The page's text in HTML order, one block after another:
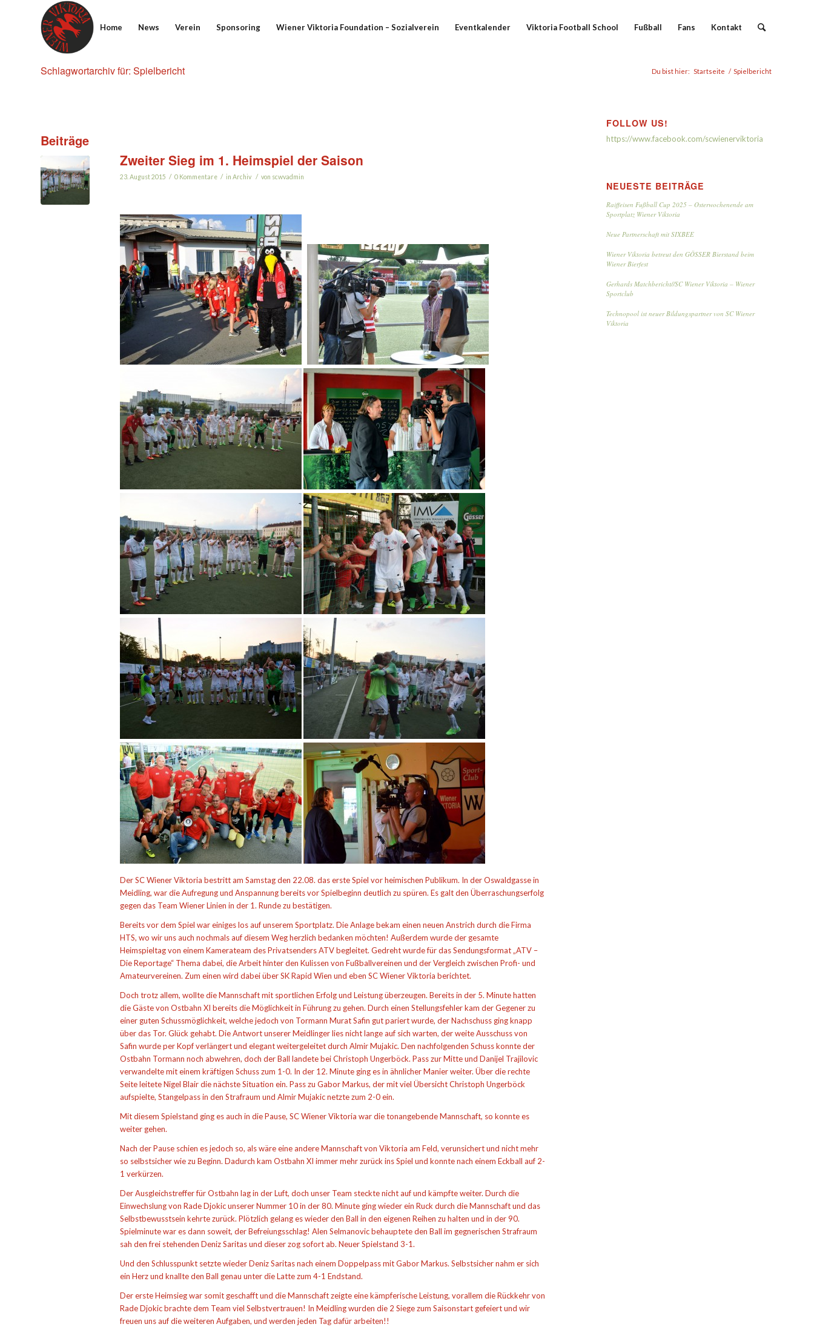
Home News Verein Sponsoring Wiener Viktoria Foundation – Sozialverein Eventkalender Viktoria Football School Fußball Fans Kontakt
Schlagwortarchiv für: Spielbericht Du bist hier: Startseite / Spielbericht
Beiträge
Zweiter Sieg im 1. Heimspiel der Saison
23. August 2015 / 0 Kommentare / in Archiv / von scwvadmin
Der SC Wiener Viktoria bestritt am Samstag den 22.08. das erste Spiel vor heimischen Publikum. In der Oswaldgasse in
Meidling, war die Aufregung und Anspannung bereits vor Spielbeginn deutlich zu spüren. Es galt den Überraschungserfolg
gegen das Team Wiener Linien in der 1. Runde zu bestätigen.
Bereits vor dem Spiel war einiges los auf unserem Sportplatz. Die Anlage bekam einen neuen Anstrich durch die Firma
HTS, wo wir uns auch nochmals auf diesem Weg herzlich bedanken möchten! Außerdem wurde der gesamte
Heimspieltag von einem Kamerateam des Privatsenders ATV begleitet. Gedreht wurde für das Sendungsformat „ATV –
Die Reportage“ Thema dabei, die Arbeit hinter den Kulissen von Fußballvereinen und der Vergleich zwischen Profi- und
Amateurvereinen. Zum einen wird dabei über SK Rapid Wien und eben SC Wiener Viktoria berichtet.
Doch trotz allem, wollte die Mannschaft mit sportlichen Erfolg und Leistung überzeugen. Bereits in der 5. Minute hatten
die Gäste von Ostbahn XI bereits die Möglichkeit in Führung zu gehen. Durch einen Stellungsfehler kam der Gegener zu
einer guten Schussmöglichkeit, welche jedoch von Tormann Murat Safin gut pariert wurde, der Nachschuss ging knapp
über das Tor. Glück gehabt. Die Antwort unserer Meidlinger lies nicht lange auf sich warten, der weite Ausschuss von
Safin wurde per Kopf verlängert und elegant weitergeleitet durch Almir Mujakic. Den nachfolgenden Schuss konnte der
Ostbahn Tormann noch abwehren, doch der Ball landete bei Christoph Ungerböck. Pass zur Mitte und Danijel Trajilovic
verwandelte mit einem kräftigen Schuss zum 1-0. In der 12. Minute ging es in ähnlicher Manier weiter. Über die rechte
Seite leitete Nigel Blair die nächste Situation ein. Pass zu Gabor Markus, der mit viel Übersicht Christoph Ungerböck
aufspielte, Stangelpass in den Strafraum und Almir Mujakic netzte zum 2-0 ein.
Mit diesem Spielstand ging es auch in die Pause, SC Wiener Viktoria war die tonangebende Mannschaft, so konnte es
weiter gehen.
Nach der Pause schien es jedoch so, als wäre eine andere Mannschaft von Viktoria am Feld, verunsichert und nicht mehr
so selbstsicher wie zu Beginn. Dadurch kam Ostbahn XI immer mehr zurück ins Spiel und konnte nach einem Eckball auf 2-
1 verkürzen.
Der Ausgleichstreffer für Ostbahn lag in der Luft, doch unser Team steckte nicht auf und kämpfte weiter. Durch die
Einwechslung von Rade Djokic unserer Nummer 10 in der 80. Minute ging wieder ein Ruck durch die Mannschaft und das
Selbstbewusstsein kehrte zurück. Plötzlich gelang es wieder den Ball in den eigenen Reihen zu halten und in der 90.
Spielminute war es dann soweit, der Befreiungsschlag! Alen Selmanovic behauptete den Ball im gegnerischen Strafraum
sah den frei stehenden Deniz Saritas und dieser zog sofort ab. Neuer Spielstand 3-1.
Und den Schlusspunkt setzte wieder Deniz Saritas nach einem Doppelpass mit Gabor Markus. Selbstsicher nahm er sich
ein Herz und knallte den Ball genau unter die Latte zum 4-1 Endstand.
Der erste Heimsieg war somit geschafft und die Mannschaft zeigte eine kämpferische Leistung, vorallem die Rückkehr von
Rade Djokic brachte dem Team viel Selbstvertrauen! In Meidling wurden die 2 Siege zum Saisonstart gefeiert und wir
freuen uns auf die weiteren Aufgaben, und werden jeden Tag dafür arbeiten!!
FOLLOW US!
https://www.facebook.com/scwienerviktoria
NEUESTE BEITRÄGE
Raiffeisen Fußball Cup 2025 – Osterwochenende am
Sportplatz Wiener Viktoria
Neue Partnerschaft mit SIXBEE
Wiener Viktoria betreut den GÖSSER Bierstand beim
Wiener Bierfest
Gerhards Matchbericht//SC Wiener Viktoria – Wiener
Sportclub
Technopool ist neuer Bildungspartner von SC Wiener
Viktoria